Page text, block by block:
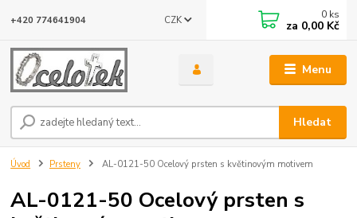
Menu
CZK
Hledat
+420 774641904 0 ks
za 0,00 Kč
Úvod Prsteny AL-0121-50 Ocelový prsten s květinovým motivem
AL-0121-50 Ocelový prsten s